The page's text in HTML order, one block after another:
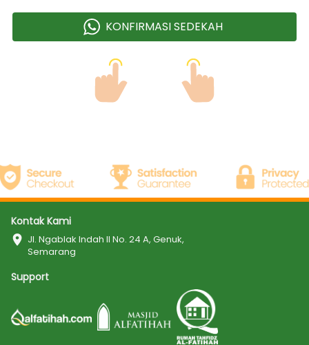
` KONFIRMASI SEDEKAH
Kontak Kami
Jl. Ngablak Indah II No. 24 A, Genuk,
Semarang
Support